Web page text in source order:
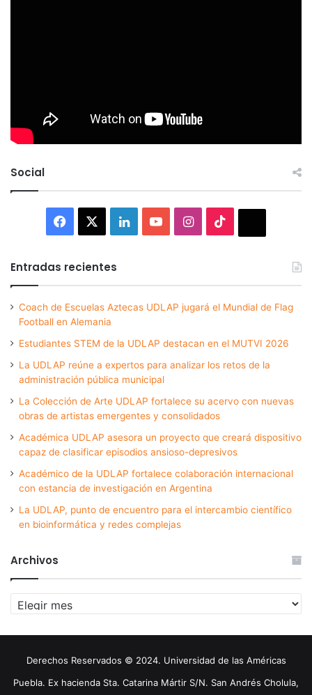
Social
Facebook LinkedInYouTubeInstagram
Entradas recientes
Coach de Escuelas Aztecas UDLAP jugará el Mundial de Flag
Football en Alemania
Estudiantes STEM de la UDLAP destacan en el MUTVI 2026
La UDLAP reúne a expertos para analizar los retos de la
administración pública municipal
La Colección de Arte UDLAP fortalece su acervo con nuevas
obras de artistas emergentes y consolidados
Académica UDLAP asesora un proyecto que creará dispositivo
capaz de clasificar episodios ansioso-depresivos
Académico de la UDLAP fortalece colaboración internacional
con estancia de investigación en Argentina
La UDLAP, punto de encuentro para el intercambio científico
en bioinformática y redes complejas
Archivos
Archivos
Derechos Reservados © 2024. Universidad de las Américas
Puebla. Ex hacienda Sta. Catarina Mártir S/N. San Andrés Cholula,